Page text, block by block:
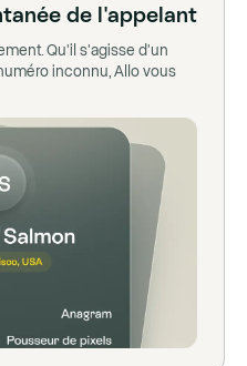
de l'appelant
Qu'il s'agisse d'un
inconnu, Allo vous